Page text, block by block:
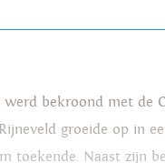
werd bekroond met de
groeide op in
toekende. Naast zijn